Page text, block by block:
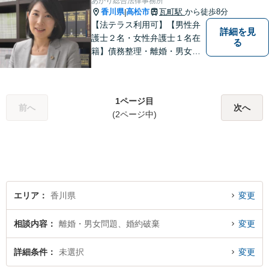
相談ください。
香川県|高松市 瓦町駅 から徒歩8分
【法テラス利用可】【男性弁
護士２名・女性弁護士１名在
籍】債務整理・離婚・男女問
明を心がけています。早期解
決のため、まずはお気軽にご
詳細を見
る
前へ
1ページ目
(2ページ中)
次へ
エリア 香川県 変更
相談内容 離婚・男女問題、婚約破棄 変更
詳細条件 未選択 変更